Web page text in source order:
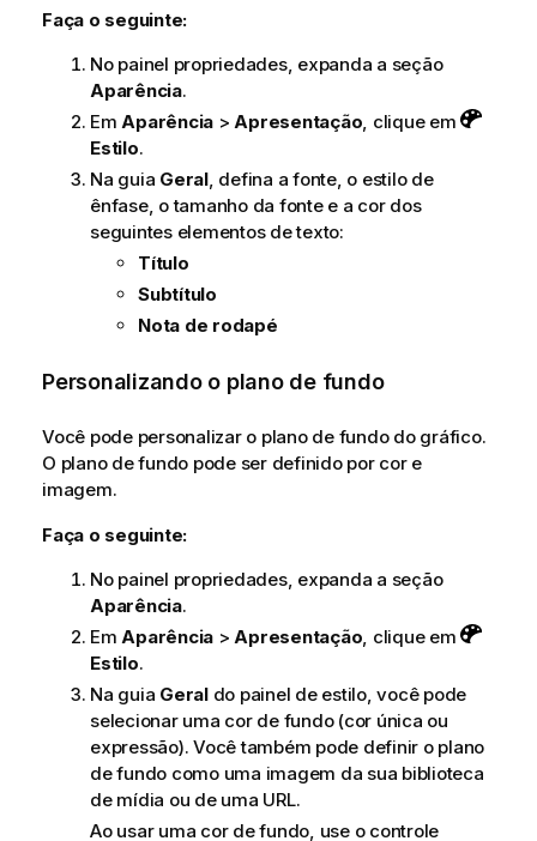
Faça o seguinte:
No painel propriedades, expanda a seção
Aparência.
EmAparência >Apresentação, clique em
Estilo.
Na guia Geral, defina a fonte, o estilo de
ênfase, o tamanho da fonte e a cor dos
seguintes elementos de texto:
Título
Subtítulo
Nota de rodapé
Personalizando o plano de fundo
Você pode personalizar o plano de fundo do gráfico.
O plano de fundo pode ser definido por cor e
imagem.
Faça o seguinte:
No painel propriedades, expanda a seção
Aparência.
Em Aparência > Apresentação , clique em
Estilo.
Na guia Geraldo painel de estilo, você pode
selecionar uma cor de fundo (cor única ou
expressão). Você também pode definir o plano
de fundo como uma imagem da sua biblioteca
de mídia ou de uma URL.
Ao usar uma cor de fundo, use o controle